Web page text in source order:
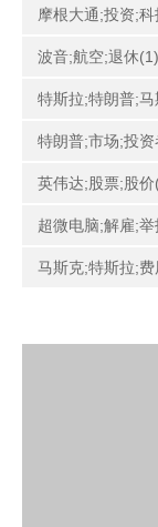
摩根大通;投资;
波音;航空;退休(1)
特斯拉;特朗普;
特朗普;市场;投资
英伟达;股票;股价
超微电脑;解雇;
马斯克;特斯拉;费